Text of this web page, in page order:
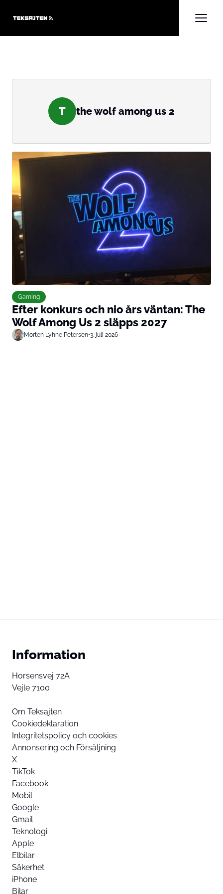
T the wolf among us 2
Gaming
Efter konkurs och nio års väntan: The
Wolf Among Us 2 släpps 2027
Morten Lyhne Petersen•3. juli 2026
Information
Horsensvej 72A
Vejle 7100
Om Teksajten
Cookiedeklaration
Integritetspolicy och cookies
Annonsering och Försäljning
X
TikTok
Facebook
Mobil
Google
Gmail
Teknologi
Apple
Elbilar
Säkerhet
iPhone
Bilar